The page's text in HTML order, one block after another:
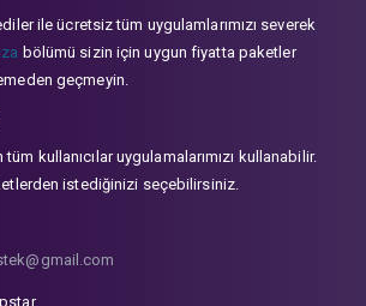
ile ücretsiz tüm uygulamlarımızı severek
bölümü sizin için uygun fiyatta paketler
geçmeyin.
kullanıcılar uygulamalarımızı kullanabilir.
istediğinizi seçebilirsiniz.